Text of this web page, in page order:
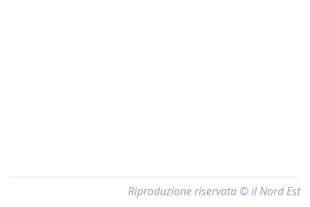
Riproduzione riservata © il Nord Est